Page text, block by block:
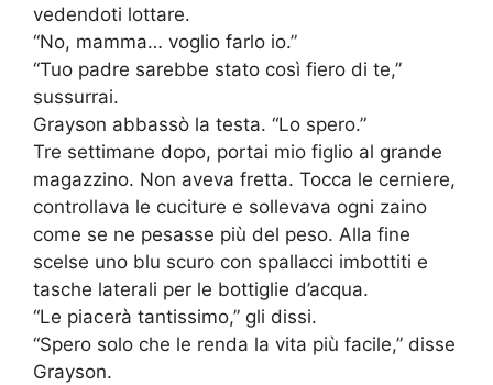
vedendoti lottare.
“No, mamma… voglio farlo io.”
“Tuo padre sarebbe stato così fiero di te,”
sussurrai.
Grayson abbassò la testa. “Lo spero.”
Tre settimane dopo, portai mio figlio al grande
magazzino. Non aveva fretta. Tocca le cerniere,
controllava le cuciture e sollevava ogni zaino
come se ne pesasse più del peso. Alla fine
scelse uno blu scuro con spallacci imbottiti e
tasche laterali per le bottiglie d’acqua.
“Le piacerà tantissimo,” gli dissi.
“Spero solo che le renda la vita più facile,” disse
Grayson.